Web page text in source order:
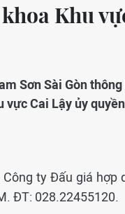
Khu
Sơn Sài Gòn
Cai Lậy ủy
ty Đấu giá hợp
ĐT: 028.22455120.